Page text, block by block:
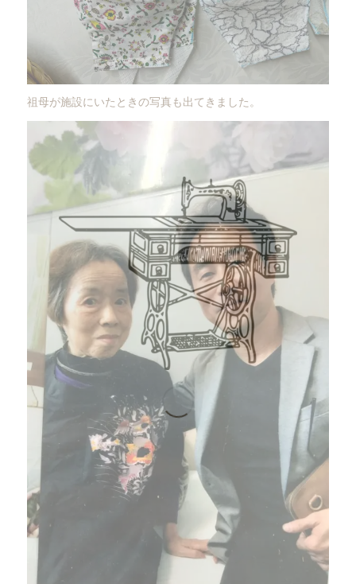
祖母が施設にいたときの写真も出てきました。